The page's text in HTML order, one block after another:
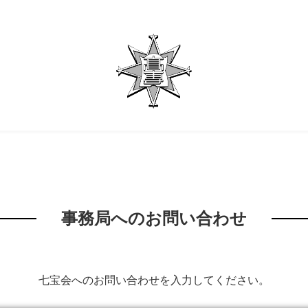
事務局へのお問い合わせ
七宝会へのお問い合わせを入力してください。